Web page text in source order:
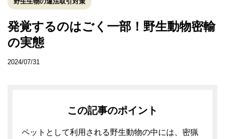
発覚するのはごく一部！野生動物密輸
の実態
2024/07/31
この記事のポイント
ペットとして利用される野生動物の中には、密猟